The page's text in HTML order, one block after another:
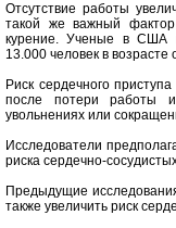
Отсутствие работы
такой же важный фактор
курение. Ученые в США
13.000 человек в возрасте
Риск сердечного
после потери работы и
увольнениях или
Исследователи
риска сердечно-
Предыдущие
также увеличить риск